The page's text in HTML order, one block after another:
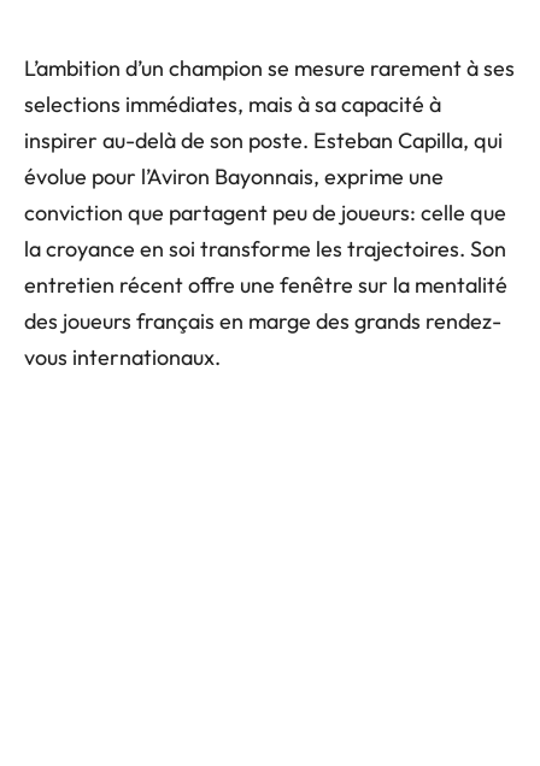
L’ambition d’un champion se mesure rarement à ses
selections immédiates, mais à sa capacité à
inspirer au-delà de son poste. Esteban Capilla, qui
évolue pour l’Aviron Bayonnais, exprime une
conviction que partagent peu de joueurs: celle que
la croyance en soi transforme les trajectoires. Son
entretien récent offre une fenêtre sur la mentalité
des joueurs français en marge des grands rendez-
vous internationaux.